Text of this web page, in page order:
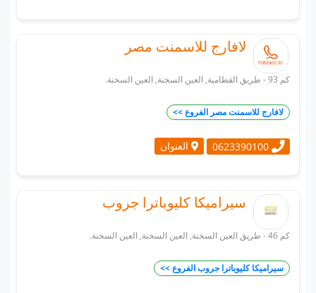
لافارج للاسمنت مصر
كم 93 - طريق القطامية, العين السخنة, العين السخنة.
لافارج للاسمنت مصر الفروع >>
0623390100 العنوان
سيراميكا كليوباترا جروب
كم 46 - طريق العين السخنة, العين السخنة, العين السخنة.
سيراميكا كليوباترا جروب الفروع >>